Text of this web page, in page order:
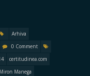
Arhiva
0 Comment
certitudinea.com
Miron Manega